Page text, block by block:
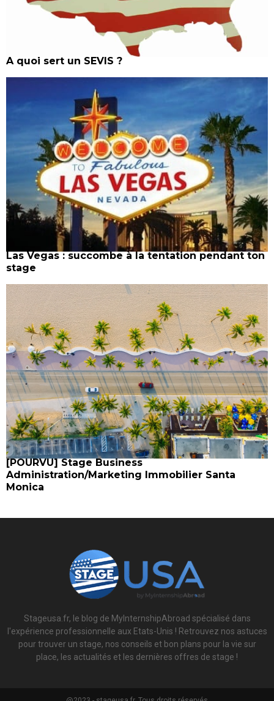
A quoi sert un SEVIS ?
Las Vegas : succombe à la tentation pendant ton
stage
[POURVU] Stage Business
Administration/Marketing Immobilier Santa
Monica
Stageusa.fr, le blog de MyInternshipAbroad spécialisé dans
l'expérience professionnelle aux Etats-Unis ! Retrouvez nos astuces
pour trouver un stage, nos conseils et bon plans pour la vie sur
place, les actualités et les dernières offres de stage !